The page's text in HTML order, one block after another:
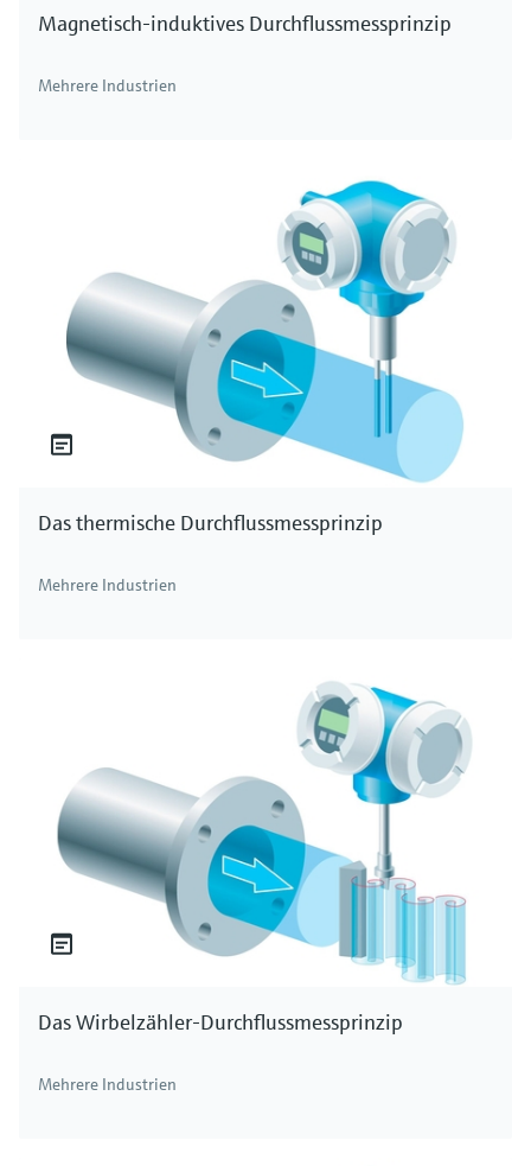
Magnetisch-induktives Durchflussmessprinzip
Mehrere Industrien
Das thermische Durchflussmessprinzip
Mehrere Industrien
Das Wirbelzähler-Durchflussmessprinzip
Mehrere Industrien